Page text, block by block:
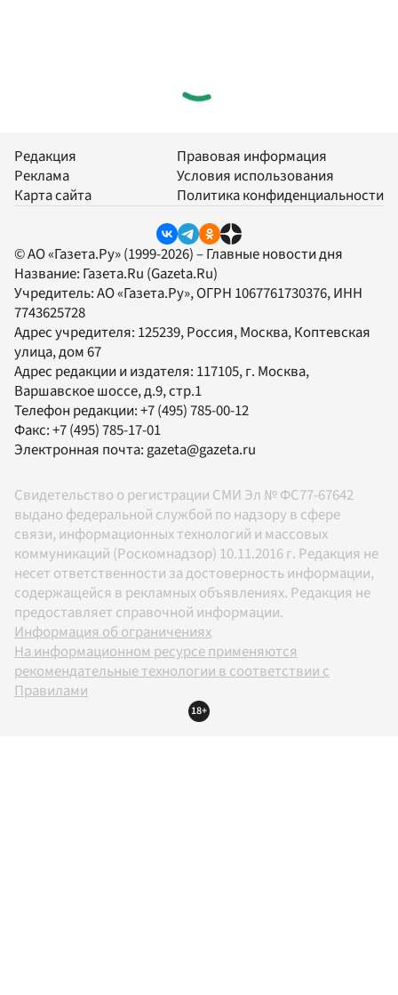
Редакция
Реклама
Карта сайта
Правовая информация
Условия использования
Политика конфиденциальности
© АО «Газета.Ру» (1999-2026) – Главные новости дня
Название: Газета.Ru (Gazeta.Ru)
Учредитель:АО «Газета.Ру», ОГРН 1067761730376, ИНН
7743625728
Адрес учредителя: 125239, Россия, Москва, Коптевская
улица, дом 67
Адрес редакции и издателя: 117105, г. Москва,
Варшавское шоссе, д.9, стр.1
Телефон редакции:+7 (495) 785-00-12
Факс:+7 (495) 785-17-01
Электронная почта:gazeta@gazeta.ru
Свидетельство о регистрации СМИ Эл № ФС77-67642
выдано федеральной службой по надзору в сфере
связи, информационных технологий и массовых
коммуникаций (Роскомнадзор) 10.11.2016 г. Редакция не
несет ответственности за достоверность информации,
содержащейся в рекламных объявлениях. Редакция не
предоставляет справочной информации.
Информация об ограничениях
На информационном ресурсе применяются
рекомендательные технологии в соответствии с
Правилами
18+